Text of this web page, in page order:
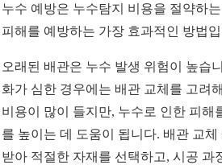
누수 예방은 누수탐지 비용을 절약하
피해를 예방하는 가장 효과적인 방법
오래된 배관은 누수 발생 위험이 높습
화가 심한 경우에는 배관 교체를 고려
비용이 많이 들지만, 누수로 인한 피해
를 높이는 데 도움이 됩니다. 배관 교
받아 적절한 자재를 선택하고, 시공 과